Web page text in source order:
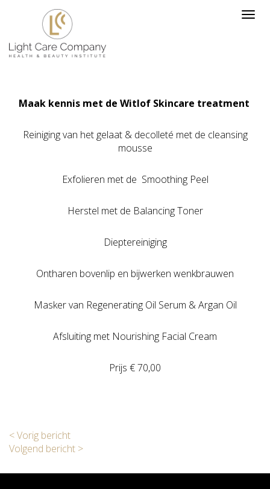
Maak kennis met de Witlof Skincare treatment
Reiniging van het gelaat & decolleté met de cleansing
mousse
Exfolieren met de Smoothing Peel
Herstel met de Balancing Toner
Dieptereiniging
Ontharen bovenlip en bijwerken wenkbrauwen
Masker van Regenerating Oil Serum & Argan Oil
Afsluiting met Nourishing Facial Cream
Prijs € 70,00
< Vorig bericht
Volgend bericht >